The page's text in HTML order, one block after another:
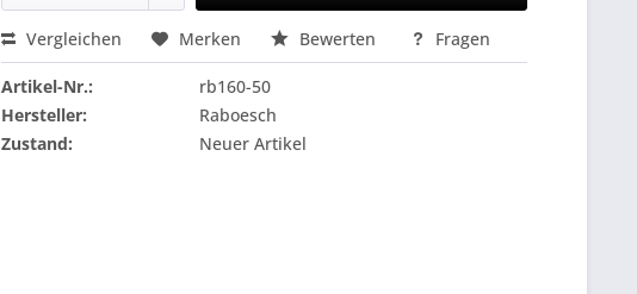
Vergleichen Merken Bewerten Fragen
Artikel-Nr.:
rb160-50
Hersteller:
Raboesch
Zustand:
Neuer Artikel